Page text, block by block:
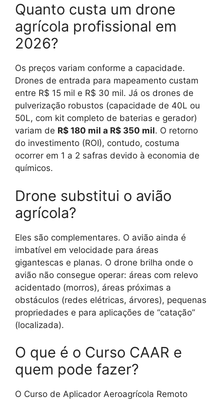
Quanto custa um drone
agrícola profissional em
2026?
Os preços variam conforme a capacidade.
Drones de entrada para mapeamento custam
entre R$ 15 mil e R$ 30 mil. Já os drones de
pulverização robustos (capacidade de 40L ou
50L, com kit completo de baterias e gerador)
variam de R$ 180 mil a R$ 350 mil. O retorno
do investimento (ROI), contudo, costuma
ocorrer em 1 a 2 safras devido à economia de
químicos.
Drone substitui o avião
agrícola?
Eles são complementares. O avião ainda é
imbatível em velocidade para áreas
gigantescas e planas. O drone brilha onde o
avião não consegue operar: áreas com relevo
acidentado (morros), áreas próximas a
obstáculos (redes elétricas, árvores), pequenas
propriedades e para aplicações de “catação”
(localizada).
O que é o Curso CAAR e
quem pode fazer?
O Curso de Aplicador Aeroagrícola Remoto